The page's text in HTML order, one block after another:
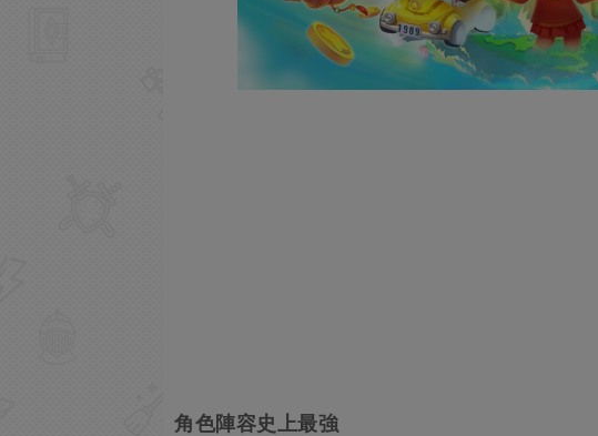
角色陣容史上最強